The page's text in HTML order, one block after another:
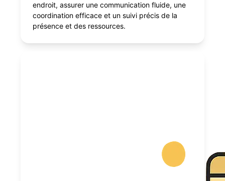
endroit, assurer une communication fluide, une
coordination efficace et un suivi précis de la
présence et des ressources.